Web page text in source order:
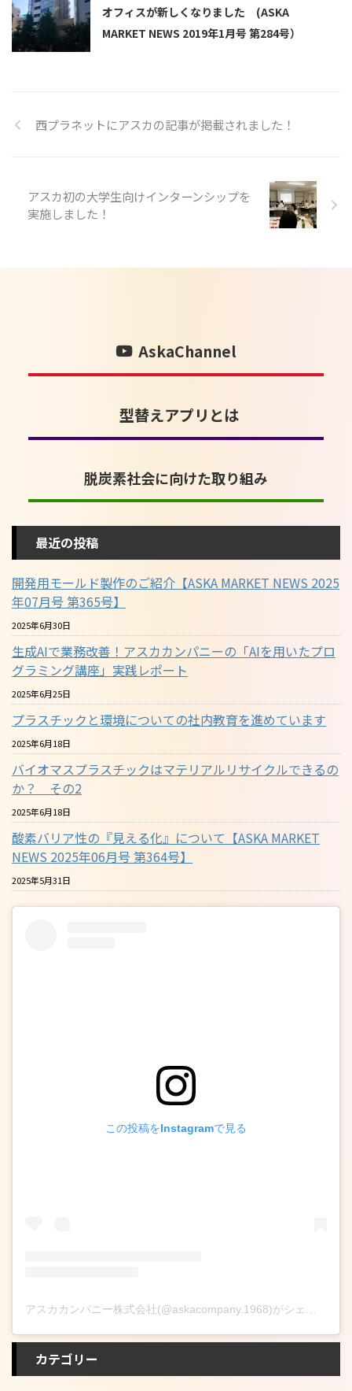
オフィスが新しくなりました (ASKA
MARKET NEWS 2019年1月号 第284号）
西プラネットにアスカの記事が掲載されました！
アスカ初の大学生向けインターンシップを
実施しました！
AskaChannel
型替えアプリとは
脱炭素社会に向けた取り組み
最近の投稿
開発用モールド製作のご紹介【ASKA MARKET NEWS 2025
年07月号 第365号】
2025年6月30日
生成AIで業務改善！アスカカンパニーの「AIを用いたプロ
グラミング講座」実践レポート
2025年6月25日
プラスチックと環境についての社内教育を進めています
2025年6月18日
バイオマスプラスチックはマテリアルリサイクルできるの
か？ その2
2025年6月18日
酸素バリア性の『見える化』について【ASKA MARKET
NEWS 2025年06月号 第364号】
2025年5月31日
この投稿をInstagramで見る
アスカカンパニー株式会社(@askacompany.1968)がシェアした投稿
カテゴリー